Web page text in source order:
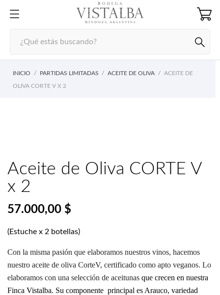
INICIO PARTIDAS LIMITADAS ACEITE DE OLIVA ACEITE DE
OLIVA CORTE V X 2
Aceite de Oliva CORTE V
x 2
57.000,00 $
(Estuche x 2 botellas)
Con la misma pasión que elaboramos nuestros vinos, hacemos
nuestro aceite de oliva CorteV, certificado como apto veganos. Lo
elaboramos con una selección de aceitunas que crecen en nuestra
Finca Vistalba. Su componente principal es Arauco, variedad